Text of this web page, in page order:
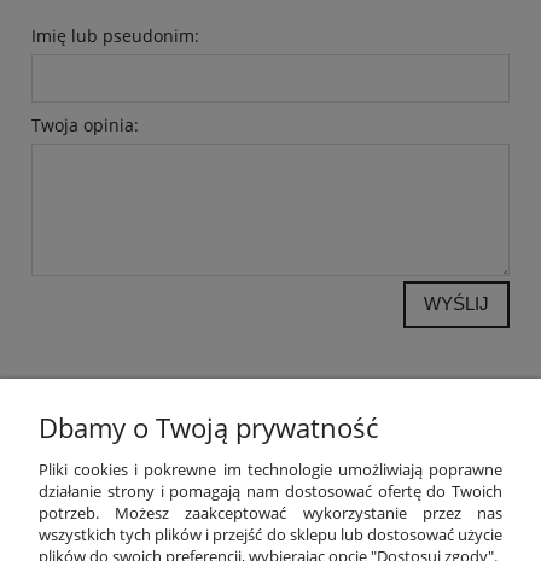
Imię lub pseudonim:
Twoja opinia:
WYŚLIJ
POMOC
MOJE KONTO
Dbamy o Twoją prywatność
Pliki cookies i pokrewne im technologie umożliwiają poprawne
działanie strony i pomagają nam dostosować ofertę do Twoich
potrzeb. Możesz zaakceptować wykorzystanie przez nas
wszystkich tych plików i przejść do sklepu lub dostosować użycie
plików do swoich preferencji, wybierając opcję "Dostosuj zgody".